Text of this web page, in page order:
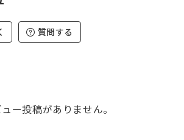
質問する
ー投稿がありません。